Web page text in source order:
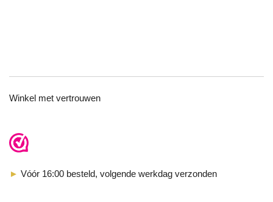
Winkel met vertrouwen
► Vóór 16:00 besteld, volgende werkdag verzonden